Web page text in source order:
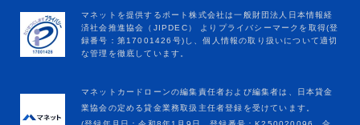
マネットカードローンの編集責任者および編集者は、日本貸金
業協会の定める貸金業務取扱主任者登録を受けています。